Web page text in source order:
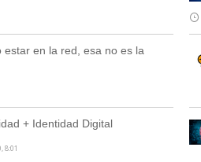
estar en la red, esa no es la
+ Identidad Digital
8:01